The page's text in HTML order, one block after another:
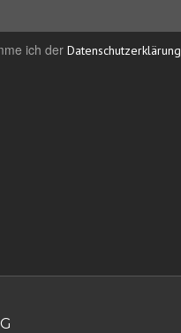
ich der Datenschutzerklärung